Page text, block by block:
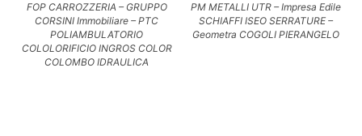
FOP CARROZZERIA – GRUPPO
CORSINI Immobiliare – PTC
POLIAMBULATORIO
COLOLORIFICIO INGROS COLOR
COLOMBO IDRAULICA
PM METALLI UTR – Impresa Edile
SCHIAFFI ISEO SERRATURE –
Geometra COGOLI PIERANGELO